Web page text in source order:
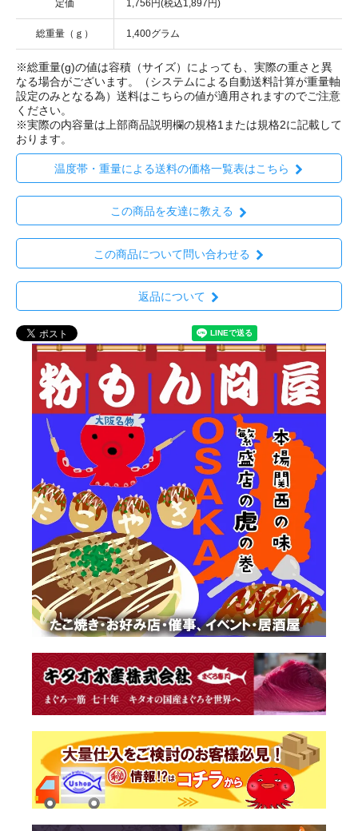
定価 1,756円(税込1,897円)
総重量（ｇ） 1,400グラム
※総重量(g)の値は容積（サイズ）によっても、実際の重さと異
なる場合がございます。（システムによる自動送料計算が重量軸
設定のみとなる為）送料はこちらの値が適用されますのでご注意
ください。
※実際の内容量は上部商品説明欄の規格1または規格2に記載して
おります。
温度帯・重量による送料の価格一覧表はこちら
この商品を友達に教える
この商品について問い合わせる
返品について